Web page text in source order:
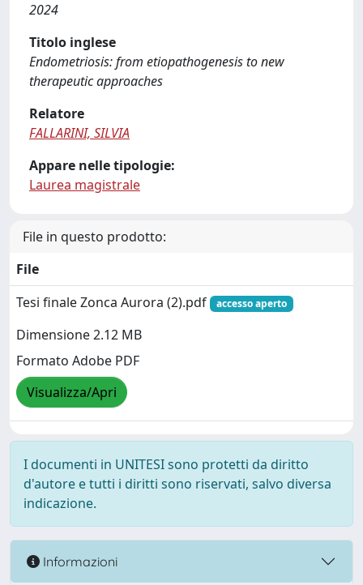
2024
Titolo inglese
Endometriosis: from etiopathogenesis to new
therapeutic approaches
Relatore
FALLARINI, SILVIA
Appare nelle tipologie:
Laurea magistrale
File in questo prodotto:
File
Tesi finale Zonca Aurora (2).pdf
accesso aperto
Dimensione 2.12 MB
Formato Adobe PDF
Visualizza/Apri
I documenti in UNITESI sono protetti da diritto
d'autore e tutti i diritti sono riservati, salvo diversa
indicazione.
Informazioni